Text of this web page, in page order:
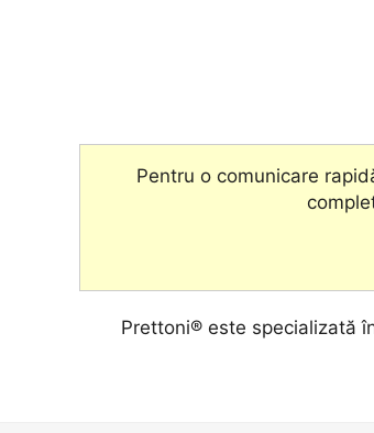
Pentru o comunicare
Prettoni® este specializată